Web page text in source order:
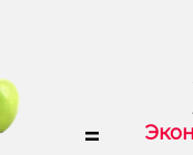
=